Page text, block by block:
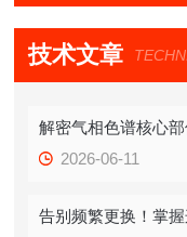
技术文章
解密气相色谱核心
2026-06-11